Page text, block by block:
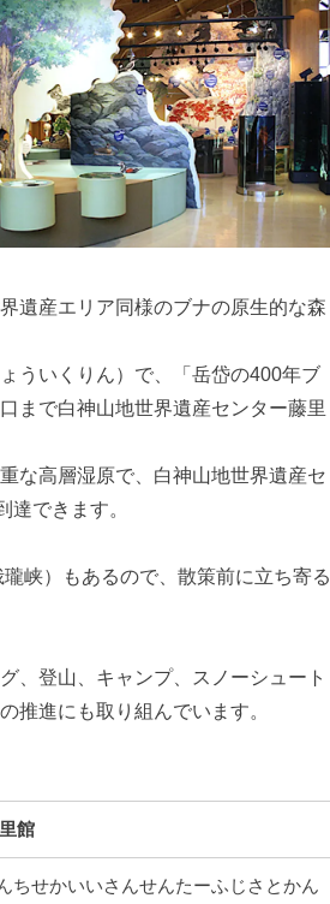
遺産エリア同様のブナの原生的な森
ういくりん）で、「岳岱の400年ブ
まで白神山地世界遺産センター藤里
な高層湿原で、白神山地世界遺産セ
できます。
峡）もあるので、散策前に立ち寄る
、登山、キャンプ、スノーシュート
推進にも取り組んでいます。
館
ちせかいいさんせんたーふじさとかん